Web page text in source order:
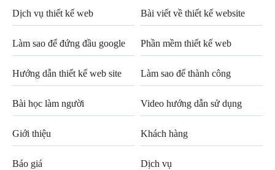
Dịch vụ thiết kế web Bài viết về thiết kế website
Làm sao để đứng đầu google Phần mềm thiết kế web
Hướng dẫn thiết kế web site Làm sao để thành công
Bài học làm người Video hướng dẫn sử dụng
Giới thiệu Khách hàng
Báo giá Dịch vụ